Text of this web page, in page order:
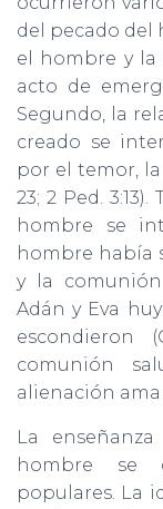
del pecado del
el hombre y la
acto de
Segundo, la
creado se
por el temor,
23; 2 Ped.
hombre se
hombre había
y la
Adán y Eva
escondieron
comunión
alienación
La
hombre se
populares. La